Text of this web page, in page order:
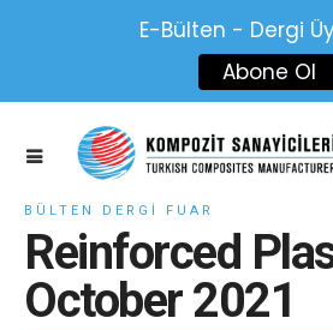
BÜLTEN DERGI FUAR
Reinforced
October 2021
E-Bülten - Dergi
Abone Ol